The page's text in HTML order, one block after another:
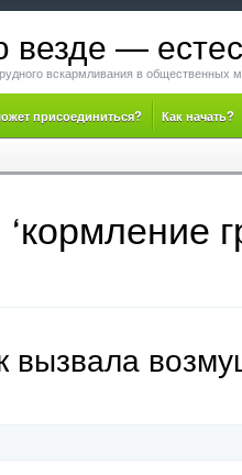
везде —
вскармливания в общественных
присоединиться? Как начать?
вызвала